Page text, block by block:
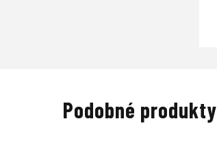
Podobné produkty